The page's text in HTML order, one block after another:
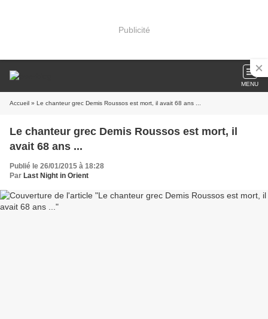
Publicité
MENU
Accueil » Le chanteur grec Demis Roussos est mort, il avait 68 ans ...
Le chanteur grec Demis Roussos est mort, il
avait 68 ans ...
Publié le 26/01/2015 à 18:28
Par Last Night in Orient